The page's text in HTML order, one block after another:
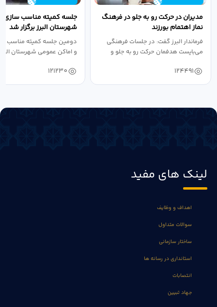
مدیران در حرکت رو به جلو در فرهنگ
نماز اهتمام بورزند
فرماندار البرز گفت: در جلسات فرهنگی
می‌بایست هدفمان حرکت رو به جلو و
124491
جلسه کمیته مناسب سازی
شهرستان البرز برگزار شد
دومین جلسه کمیته مناسب
و اماکن عمومی شهرستان
121230
لینک های مفید
اهداف و وظایف
سوالات متداول
ساختار سازمانی
استانداری در رسانه ها
انتصابات
جهاد تبیین